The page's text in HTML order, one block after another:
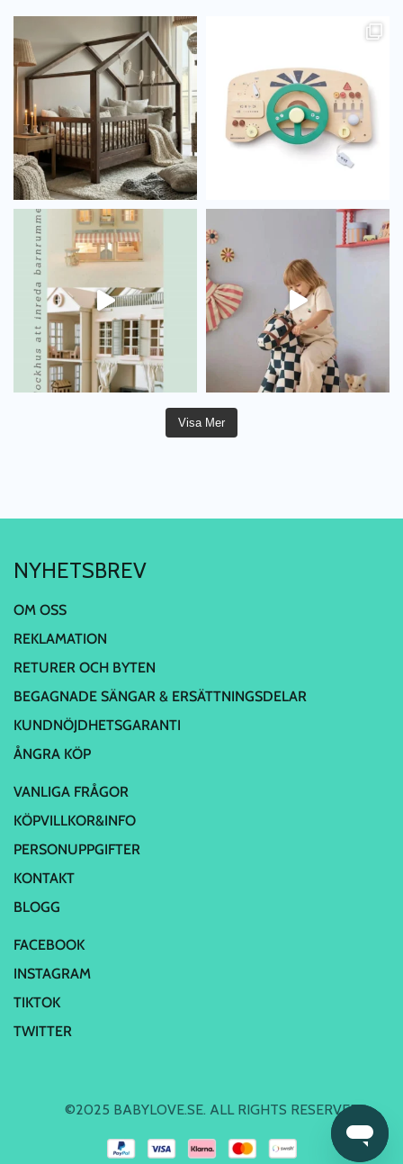
Visa Mer
NYHETSBREV
OM OSS
REKLAMATION
RETURER OCH BYTEN
BEGAGNADE SÄNGAR & ERSÄTTNINGSDELAR
KUNDNÖJDHETSGARANTI
ÅNGRA KÖP
VANLIGA FRÅGOR
KÖPVILLKOR&INFO
PERSONUPPGIFTER
KONTAKT
BLOGG
FACEBOOK
INSTAGRAM
TIKTOK
TWITTER
©2025 BABYLOVE.SE. ALL RIGHTS RESERVED